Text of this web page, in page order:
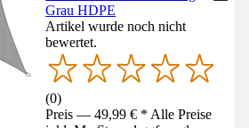
Grau HDPE
Artikel wurde noch nicht
bewertet.
(0)
Preis — 49,99 € * Alle Preise